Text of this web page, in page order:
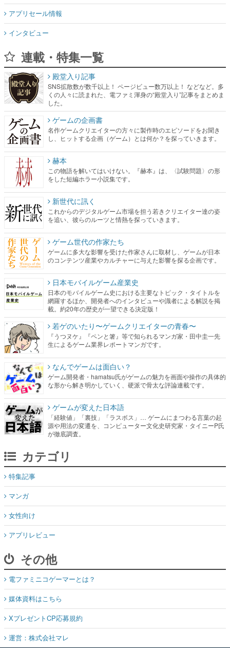
アプリセール情報
インタビュー
連載・特集一覧
殿堂入り記事
SNS拡散数が数千以上！ ページビュー数万以上！ などなど。多
くの人々に読まれた、電ファミ渾身の“殿堂入り”記事をまとめま
した。
ゲームの企画書
名作ゲームクリエイターの方々に製作時のエピソードをお聞き
し、ヒットする企画（ゲーム）とは何か？を探っていきます。
赫本
この物語を解いてはいけない。『赫本』は、〈試験問題〉の形
をした短編ホラー小説集です。
新世代に訊く
これからのデジタルゲーム市場を担う若きクリエイター達の姿
を追い、彼らのルーツと情熱を探っていきます。
ゲーム世代の作家たち
ゲームに多大な影響を受けた作家さんに取材し、ゲームが日本
のコンテンツ産業やカルチャーに与えた影響を探る企画です。
日本モバイルゲーム産業史
日本のモバイルゲーム史における主要なトピック・タイトルを
網羅するほか、開発者へのインタビューや識者による解説を掲
載。約20年の歴史が一望できる決定版！
若ゲのいたり〜ゲームクリエイターの青春〜
『うつヌケ』『ペンと箸』等で知られるマンガ家・田中圭一先
生によるゲーム業界レポートマンガです。
なんでゲームは面白い？
ゲーム開発者・hamatsu氏がゲームの魅力を画面や操作の具体的
な形から解き明かしていく、硬派で骨太な評論連載です。
ゲームが変えた日本語
「経験値」「裏技」「ラスボス」… ゲームにまつわる言葉の起
源や用法の変遷を、コンピューター文化史研究家・タイニーP氏
が徹底調査。
カテゴリ
特集記事
マンガ
女性向け
アプリレビュー
その他
電ファミニコゲーマーとは？
媒体資料はこちら
XプレゼントCP応募規約
運営：株式会社マレ